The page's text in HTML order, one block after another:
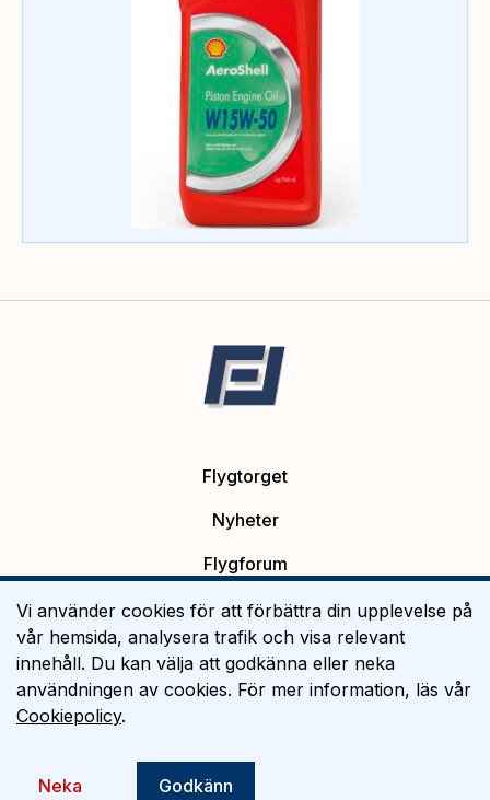
Flygtorget
Nyheter
Flygforum
Platsannonser
Flygutbildning
Om Flygtorget
Vi använder cookies för att förbättra din upplevelse på
vår hemsida, analysera trafik och visa relevant
innehåll. Du kan välja att godkänna eller neka
användningen av cookies. För mer information, läs vår
Cookiepolicy.
Neka Godkänn